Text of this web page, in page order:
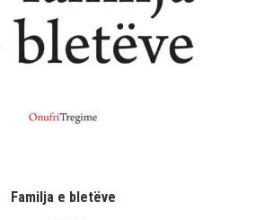
Familja e bletëve